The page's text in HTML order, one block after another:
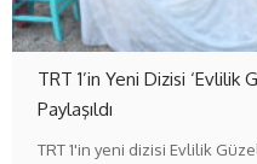
TRT 1’in Yeni Dizisi
Paylaşıldı
TRT 1'in yeni dizisi Evlilik